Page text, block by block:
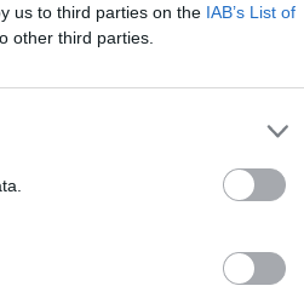
us to third parties on the IAB’s List of
other third parties.